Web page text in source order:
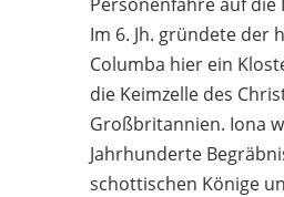
Im 6. Jh. gründete der
Columba hier ein
die Keimzelle des
Großbritannien. Iona
Jahrhunderte
schottischen Könige